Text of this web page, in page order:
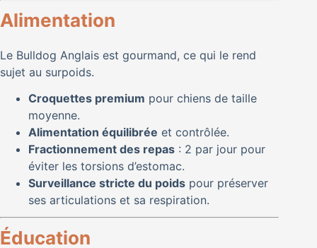
Alimentation
Le Bulldog Anglais est gourmand, ce qui le rend
sujet au surpoids.
Croquettes premium pour chiens de taille
moyenne.
Alimentation équilibrée et contrôlée.
Fractionnement des repas : 2 par jour pour
éviter les torsions d’estomac.
Surveillance stricte du poids pour préserver
ses articulations et sa respiration.
Éducation